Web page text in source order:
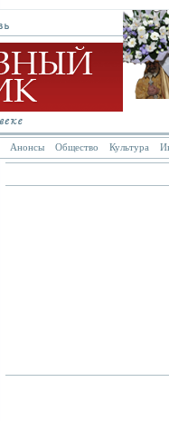
Анонсы Общество Культура